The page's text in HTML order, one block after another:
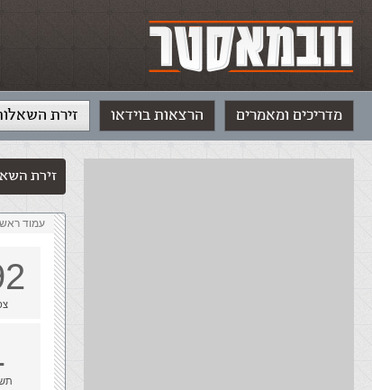
מדריכים ומאמרים הרצאות בוידאו זירת
זירת
עמוד